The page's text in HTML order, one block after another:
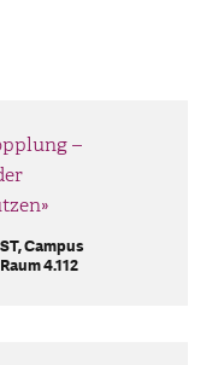
–
Campus
4.112